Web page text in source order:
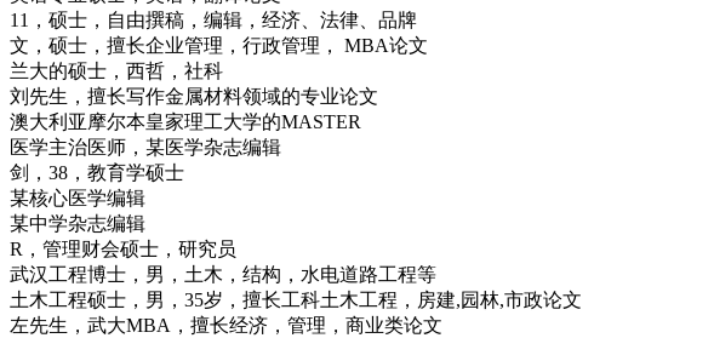
11，硕士，自由撰稿，编辑，经济、法律、品牌
文，硕士，擅长企业管理，行政管理， MBA论文
兰大的硕士，西哲，社科
刘先生，擅长写作金属材料领域的专业论文
澳大利亚摩尔本皇家理工大学的MASTER
医学主治医师，某医学杂志编辑
剑，38，教育学硕士
某核心医学编辑
某中学杂志编辑
R，管理财会硕士，研究员
武汉工程博士，男，土木，结构，水电道路工程等
土木工程硕士，男，35岁，擅长工科土木工程，房建,园林,市政论文
左先生，武大MBA，擅长经济，管理，商业类论文